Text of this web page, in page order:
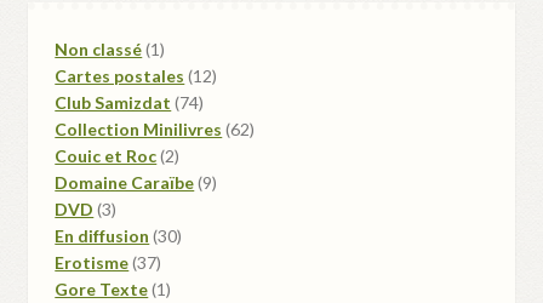
Non classé 11
produit
Cartes postales 1212
Club Samizdat 7474
produits
Collection Minilivres 6262
Couic et Roc 22
produits
Domaine Caraïbe 99
DVD 33
produits
En diffusion 3030
Erotisme 3737
produits
Gore Texte 11